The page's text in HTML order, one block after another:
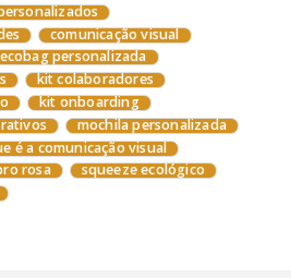
comunicação visual
ecobag personalizada
kit colaboradores
kit onboarding
mochila personalizada
é a comunicação visual
rosa
squeeze ecológico